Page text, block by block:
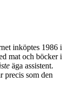
inköptes 1986 i
mat och böcker i
äga assistent.
precis som den